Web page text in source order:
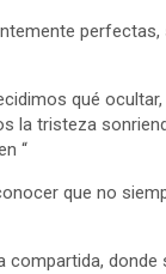
qué
la tristeza
“
que no
compartida,